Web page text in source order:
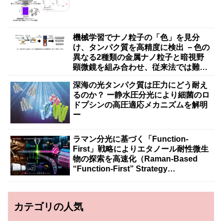
機械学習でナノ粒子の「色」を見分
け、タンパク質を高精度に検出 －色の
異なる2種類の金属ナノ粒子と暗視野
顕微鏡を組み合わせ、従来法では難し
子の検出を実現－
深海の光タンパク質は圧力にどう耐え
るのか？ ー静水圧分光により細菌のロ
ドプシンの高圧適応メカニズムを解明
ー
ラマン分光に基づく「Function-
First」戦略によりエタノール耐性微生
物の探索を高速化（Raman-Based
“Function-First” Strategy
カテゴリの人気